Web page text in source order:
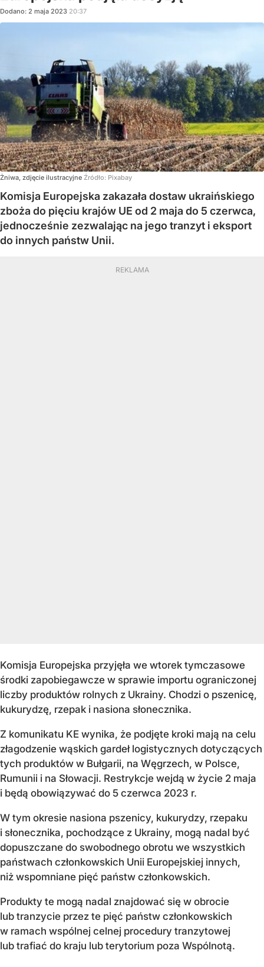
Dodano: 2 maja 2023 20:37
Żniwa, zdjęcie ilustracyjne Źródło: Pixabay
Komisja Europejska zakazała dostaw ukraińskiego
zboża do pięciu krajów UE od 2 maja do 5 czerwca,
jednocześnie zezwalając na jego tranzyt i eksport
do innych państw Unii.
Komisja Europejska przyjęła we wtorek tymczasowe
środki zapobiegawcze w sprawie importu ograniczonej
liczby produktów rolnych z Ukrainy. Chodzi o pszenicę,
kukurydzę, rzepak i nasiona słonecznika.
Z komunikatu KE wynika, że podjęte kroki mają na celu
złagodzenie wąskich gardeł logistycznych dotyczących
tych produktów w Bułgarii, na Węgrzech, w Polsce,
Rumunii i na Słowacji. Restrykcje wejdą w życie 2 maja
i będą obowiązywać do 5 czerwca 2023 r.
W tym okresie nasiona pszenicy, kukurydzy, rzepaku
i słonecznika, pochodzące z Ukrainy, mogą nadal być
dopuszczane do swobodnego obrotu we wszystkich
państwach członkowskich Unii Europejskiej innych,
niż wspomniane pięć państw członkowskich.
Produkty te mogą nadal znajdować się w obrocie
lub tranzycie przez te pięć państw członkowskich
w ramach wspólnej celnej procedury tranzytowej
lub trafiać do kraju lub terytorium poza Wspólnotą.